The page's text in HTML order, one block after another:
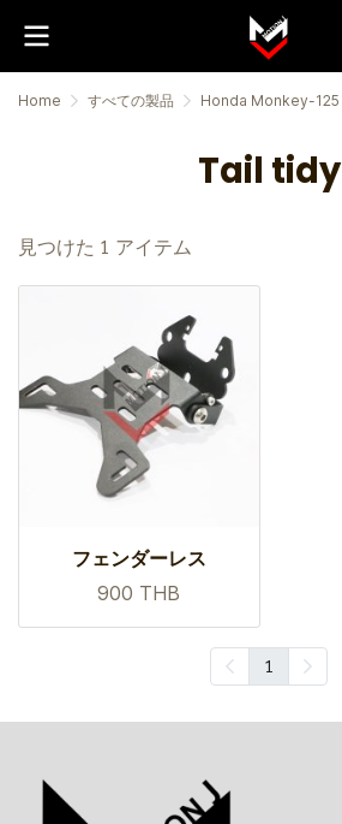
Home すべての製品 Honda Monkey-125
Tail tidy
見つけた 1 アイテム
フェンダーレス
900 THB
1